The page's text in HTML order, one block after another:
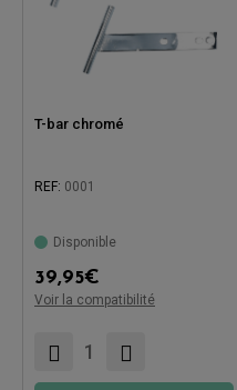
T-bar chromé
REF: 0001
Disponible
39,95€
Voir la compatibilité